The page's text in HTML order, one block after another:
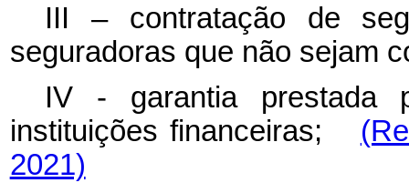
III – contratação de
seguradoras que não sejam
IV - garantia prestada
instituições financeiras;
2021)